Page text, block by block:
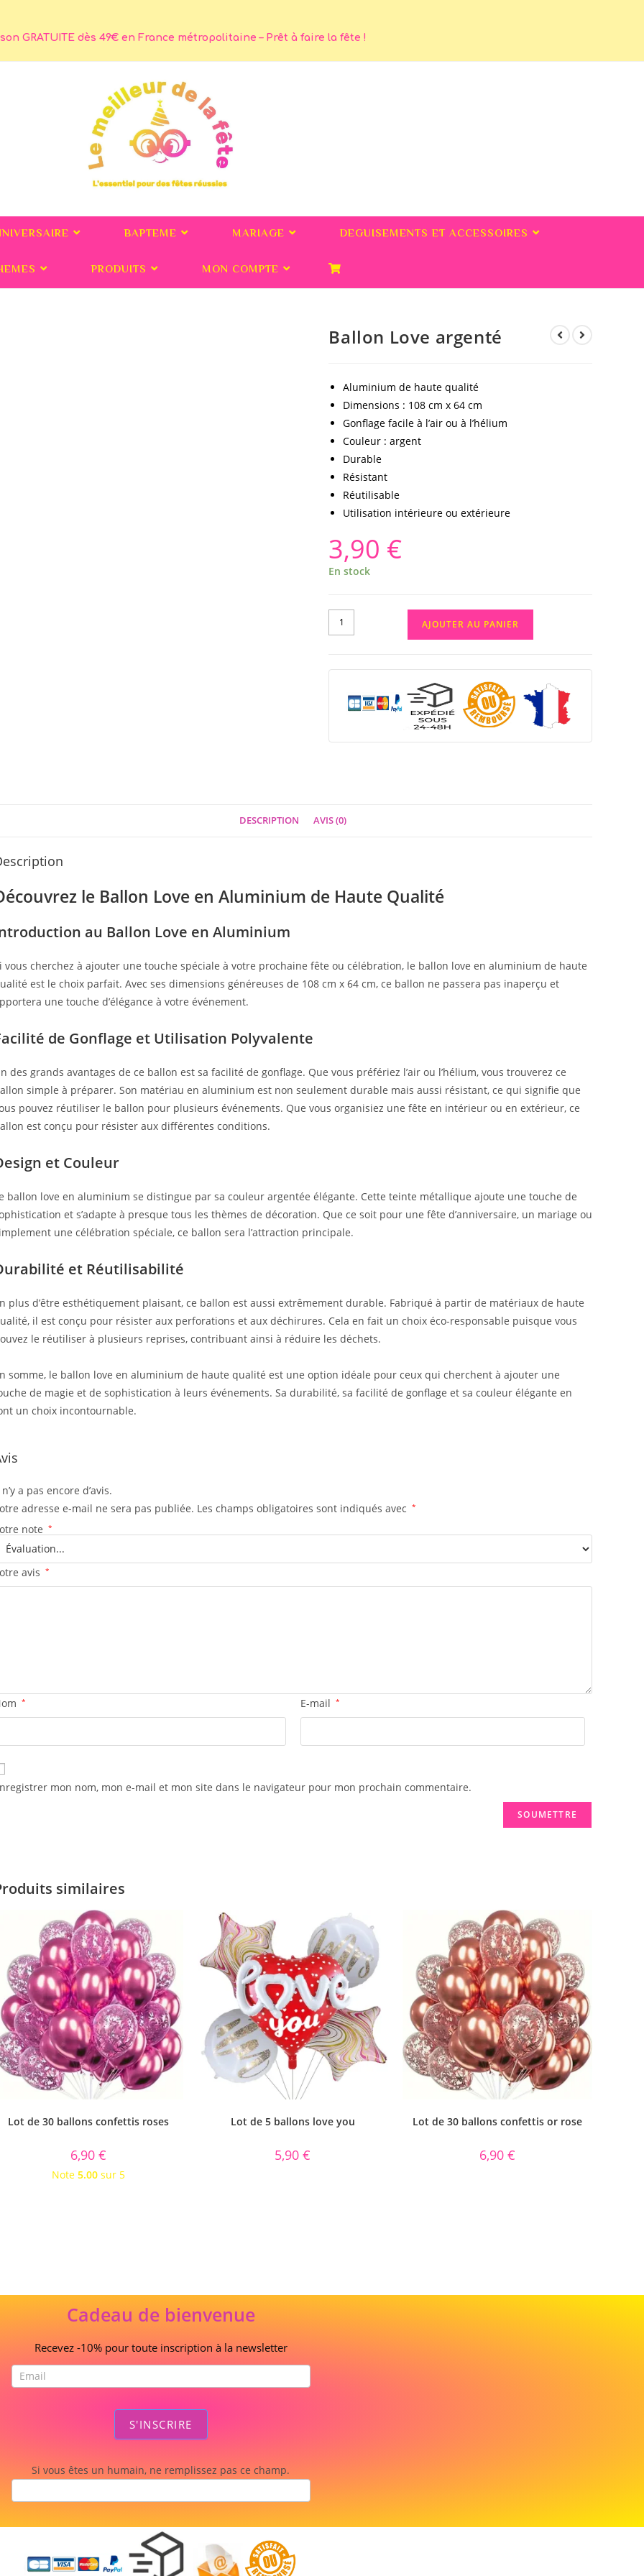
GRATUITE dès 49€ en France métropolitaine – Prêt à faire la fête !
BAPTEME MARIAGE DEGUISEMENTS ET ACCESSOIRES
PRODUITS MON COMPTE
Ballon Love argenté
Aluminium de haute qualité
Dimensions : 108 cm x 64 cm
Gonflage facile à l’air ou à l’hélium
Couleur : argent
Durable
Résistant
Réutilisable
Utilisation intérieure ou extérieure
3,90 €
En stock
AJOUTER AU PANIER
DESCRIPTION AVIS (0)
le Ballon Love en Aluminium de Haute Qualité
au Ballon Love en Aluminium
vous cherchez à ajouter une touche spéciale à votre prochaine fête ou célébration, le ballon love en aluminium de haute
est le choix parfait. Avec ses dimensions généreuses de 108 cm x 64 cm, ce ballon ne passera pas inaperçu et
une touche d’élégance à votre événement.
de Gonflage et Utilisation Polyvalente
des grands avantages de ce ballon est sa facilité de gonflage. Que vous préfériez l’air ou l’hélium, vous trouverez ce
simple à préparer. Son matériau en aluminium est non seulement durable mais aussi résistant, ce qui signifie que
pouvez réutiliser le ballon pour plusieurs événements. Que vous organisiez une fête en intérieur ou en extérieur, ce
est conçu pour résister aux différentes conditions.
et Couleur
ballon love en aluminium se distingue par sa couleur argentée élégante. Cette teinte métallique ajoute une touche de
et s’adapte à presque tous les thèmes de décoration. Que ce soit pour une fête d’anniversaire, un mariage ou
une célébration spéciale, ce ballon sera l’attraction principale.
et Réutilisabilité
plus d’être esthétiquement plaisant, ce ballon est aussi extrêmement durable. Fabriqué à partir de matériaux de haute
il est conçu pour résister aux perforations et aux déchirures. Cela en fait un choix éco-responsable puisque vous
le réutiliser à plusieurs reprises, contribuant ainsi à réduire les déchets.
somme, le ballon love en aluminium de haute qualité est une option idéale pour ceux qui cherchent à ajouter une
de magie et de sophistication à leurs événements. Sa durabilité, sa facilité de gonflage et sa couleur élégante en
un choix incontournable.
a pas encore d’avis.
adresse e-mail ne sera pas publiée. Les champs obligatoires sont indiqués avec *
note *
avis *
* E-mail *
mon nom, mon e-mail et mon site dans le navigateur pour mon prochain commentaire.
similaires
Lot de 30 ballons confettis roses
6,90€
Note5.00 sur 5
Lot de 5 ballons love you
5,90€
Lot de 30 ballons confettis or rose
6,90 €
Cadeau de bienvenue
Recevez -10% pour toute inscription à la newsletter
S'INSCRIRE
Si vous êtes un humain, ne remplissez pas ce champ.